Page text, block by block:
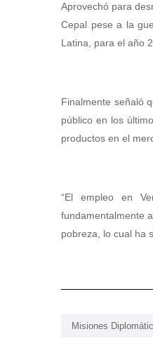
Aprovechó para
Cepal pese a la
Latina, para el año
Finalmente señaló
público en los
productos en el
“El empleo en
fundamentalmente
pobreza, lo cual ha
Misiones